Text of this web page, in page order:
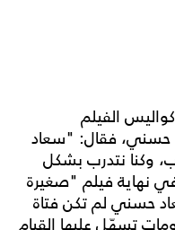
الفيلم
حسني، فقال: "سعاد
وكنا نتدرب بشكل
نهاية فيلم "صغيرة
حسني لم تكن فتاة
تسهّل عليها القيام